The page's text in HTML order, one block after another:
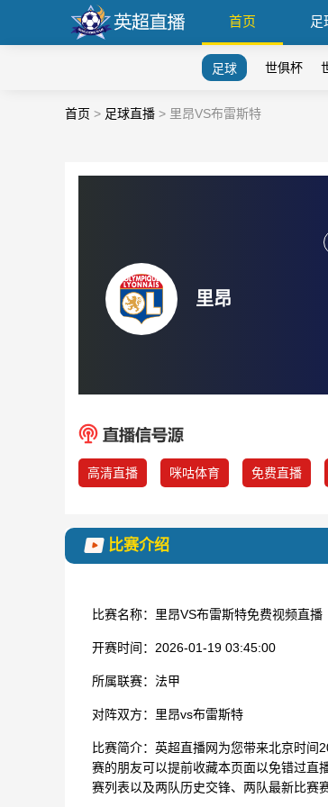
首页 足
足球 世俱杯
首页 > 足球直播 > 里昂VS布雷斯特
里昂
高清直播 咪咕体育 免费直播
比赛介绍
比赛名称： 里昂VS布雷斯特免费视频直播
开赛时间： 2026-01-19 03:45:00
所属联赛： 法甲
对阵双方： 里昂vs布雷斯特
比赛简介： 英超直播网为您带来北京时间
赛的朋友可以提前收藏本页面以免错过直
赛列表以及两队历史交锋、两队最新比赛赛